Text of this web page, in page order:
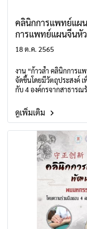
คลินิกการแพทย์แผน
การแพทย์แผนจีนหั
18 ต.ค. 2565
งาน “ก้าวล้ำ คลินิกการ
จัดขึ้นโดยมีวัตถุประสงค์
กับ 4 องค์กรจากสาธารณ
ดูเพิ่มเติม